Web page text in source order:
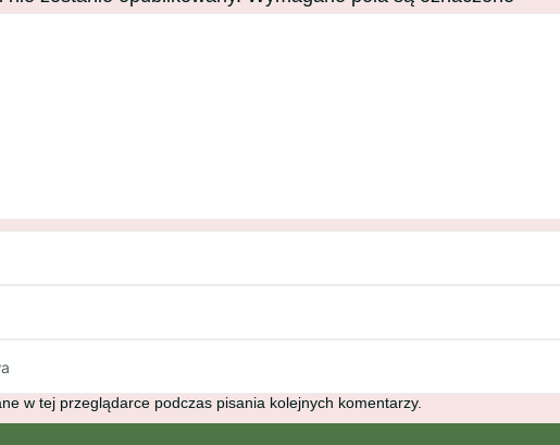
w tej przeglądarce podczas pisania kolejnych komentarzy.